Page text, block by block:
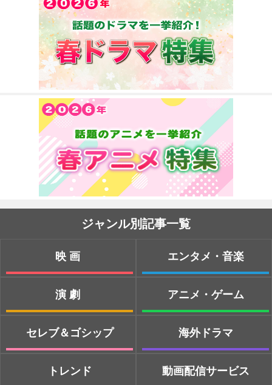
ジャンル別記事一覧
映画
演劇
セレブ＆ゴシップ
トレンド
エンタメ・音楽
アニメ・ゲーム
海外ドラマ
動画配信サービス